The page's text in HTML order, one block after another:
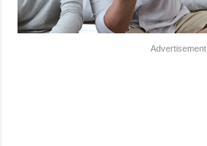
Advertisement